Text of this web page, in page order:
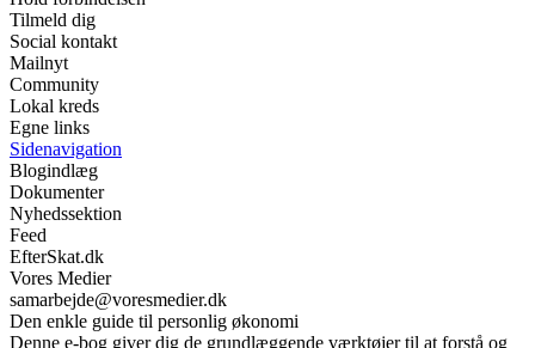
Tilmeld dig
Social kontakt
Mailnyt
Community
Lokal kreds
Egne links
Sidenavigation
Blogindlæg
Dokumenter
Nyhedssektion
Feed
EfterSkat.dk
Vores Medier
samarbejde@voresmedier.dk
Den enkle guide til personlig økonomi
Denne e-bog giver dig de grundlæggende værktøjer til at forstå og